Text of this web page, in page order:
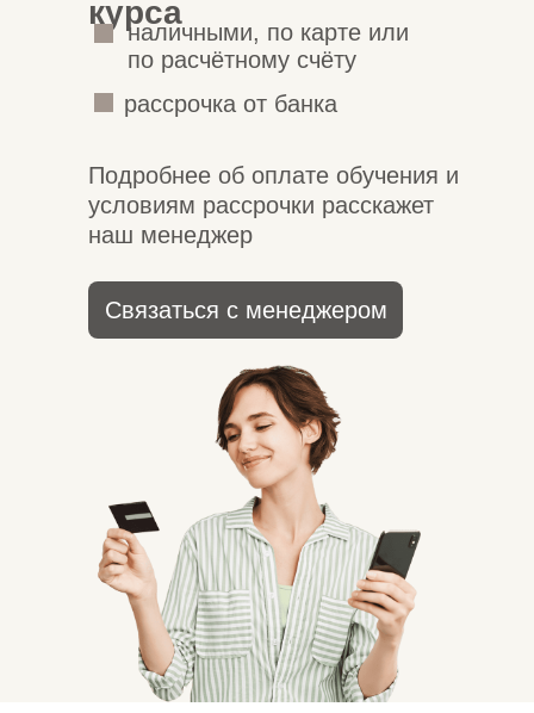
курса
наличными, по карте или
по расчётному счёту
рассрочка от банка
Подробнее об оплате обучения и
условиям рассрочки расскажет
наш менеджер
Связаться с менеджером